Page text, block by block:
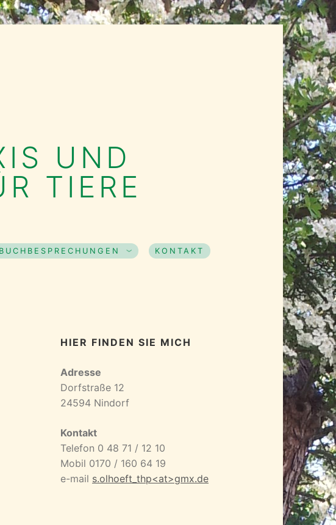
UND
TIERE
BUCHBESPRECHUNGEN KONTAKT
HIER FINDEN SIE MICH
Adresse
Dorfstraße 12
24594 Nindorf
Kontakt
Telefon 0 48 71 / 12 10
Mobil 0170 / 160 64 19
e-mail s.olhoeft_thp<at>gmx.de